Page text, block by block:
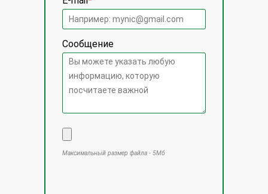
Сообщение
Максимальный размер файла - 5Мб